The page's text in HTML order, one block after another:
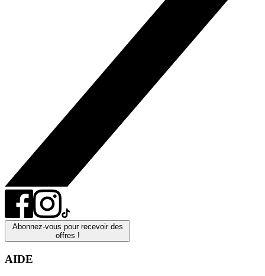
Abonnez-vous pour recevoir des
offres !
AIDE